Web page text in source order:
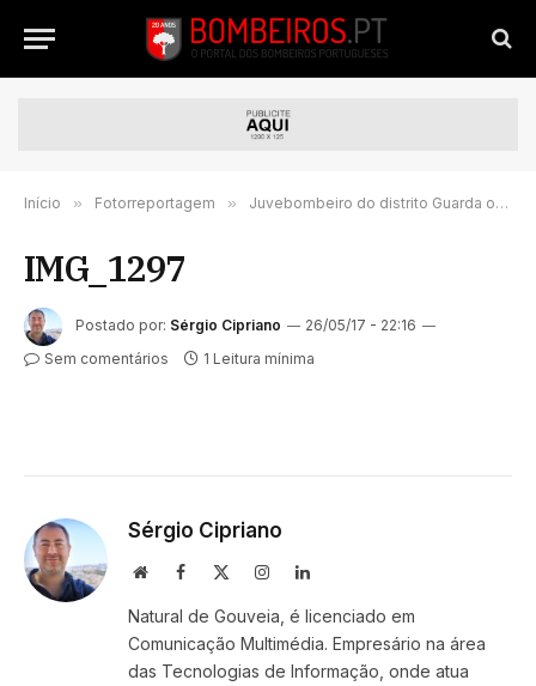
Início » Fotorreportagem » Juvebombeiro do distrito Guarda organiza acampamento
IMG_1297
Postado por: Sérgio Cipriano
26/05/17 - 22:16
Sem comentários
1 Leitura mínima
Sérgio Cipriano
WebsiteFacebook InstagramLinkedIn
Natural de Gouveia, é licenciado em
Comunicação Multimédia. Empresário na área
das Tecnologias de Informação, onde atua